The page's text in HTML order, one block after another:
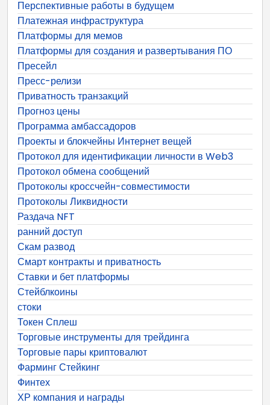
Перспективные работы в будущем
Платежная инфраструктура
Платформы для мемов
Платформы для создания и развертывания ПО
Пресейл
Пресс-релизи
Приватность транзакций
Прогноз цены
Программа амбассадоров
Проекты и блокчейны Интернет вещей
Протокол для идентификации личности в Web3
Протокол обмена сообщений
Протоколы кроссчейн-совместимости
Протоколы Ликвидности
Раздача NFT
ранний доступ
Скам развод
Смарт контракты и приватность
Ставки и бет платформы
Стейблкоины
стоки
Токен Сплеш
Торговые инструменты для трейдинга
Торговые пары криптовалют
Фарминг Стейкинг
Финтех
ХР компания и награды